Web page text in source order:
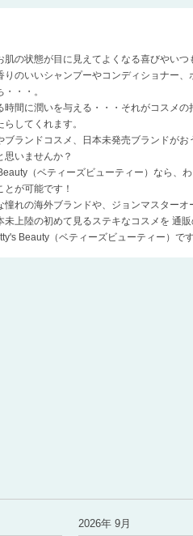
の状態が目に見えてよくなる喜びやい
のいいシャンプーやコンディショナー
・・。
間に潤いを与える・・・それがコスメの
してくれます。
ランドコスメ、日本未発売ブランドが
思いませんか？
（ベティーズビューティー）なら、
が可能です！
れの海外ブランドや、ジョンマスター
上陸の初めて見るステキなコスメを 通
Beauty（ベティーズビューティー）です
2026年 9月